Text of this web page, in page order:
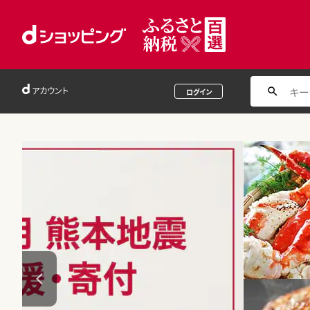
アカウント ログイン